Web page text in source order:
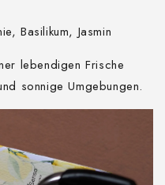
Basilikum, Jasmin
lebendigen Frische
sonnige Umgebungen.